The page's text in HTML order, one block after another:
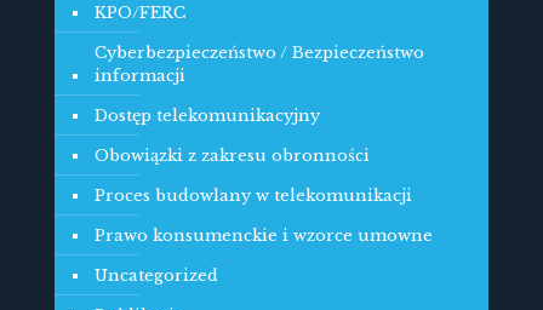
KPO/FERC
Cyberbezpieczeństwo / Bezpieczeństwo
informacji
Dostęp telekomunikacyjny
Obowiązki z zakresu obronności
Proces budowlany w telekomunikacji
Prawo konsumenckie i wzorce umowne
Uncategorized